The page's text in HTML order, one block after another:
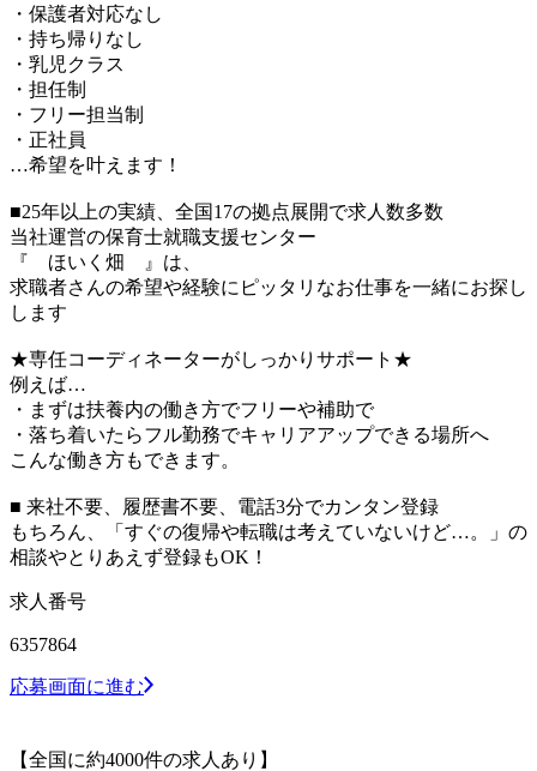
・保護者対応なし
・持ち帰りなし
・乳児クラス
・担任制
・フリー担当制
・正社員
…希望を叶えます！
■25年以上の実績、全国17の拠点展開で求人数多数
当社運営の保育士就職支援センター
『 ほいく畑 』は、
求職者さんの希望や経験にピッタリなお仕事を一緒にお探し
します
★専任コーディネーターがしっかりサポート★
例えば…
・まずは扶養内の働き方でフリーや補助で
・落ち着いたらフル勤務でキャリアアップできる場所へ
こんな働き方もできます。
■ 来社不要、履歴書不要、電話3分でカンタン登録
もちろん、「すぐの復帰や転職は考えていないけど…。」の
相談やとりあえず登録もOK！
求人番号
6357864
応募画面に進む
【全国に約4000件の求人あり】